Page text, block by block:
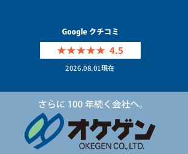
4.5
2026.08.01現在
足。